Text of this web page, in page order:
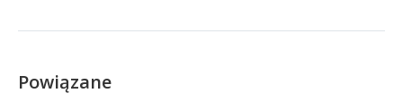
Powiązane